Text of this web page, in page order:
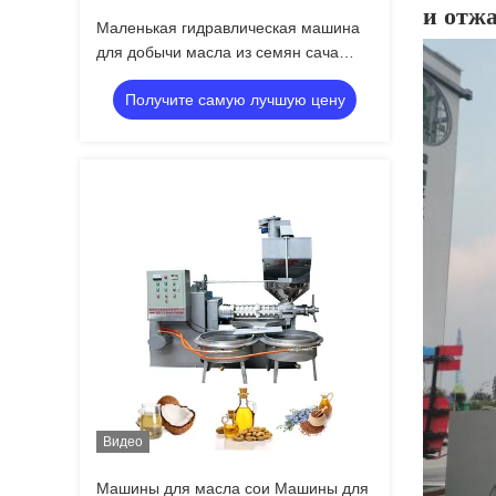
Маленькая гидравлическая машина
для добычи масла из семян сача
инчи Машина для прессования
маслаПолучите самую лучшую цену
Видео
Машины для масла сои Машины для
и